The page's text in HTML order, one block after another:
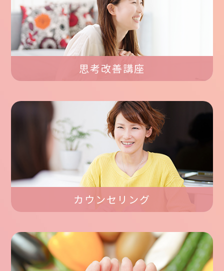
思考改善講座
カウンセリング